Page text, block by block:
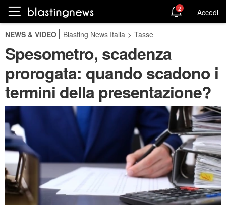
2 Accedi
NEWS & VIDEO Blasting News Italia > Tasse
Spesometro, scadenza
prorogata: quando scadono i
termini della presentazione?